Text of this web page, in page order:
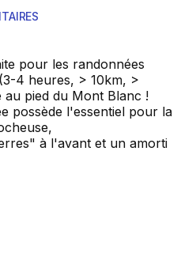
pour les randonnées
4 heures, > 10km, >
au pied du Mont Blanc !
possède l'essentiel pour la
à l'avant et un amorti